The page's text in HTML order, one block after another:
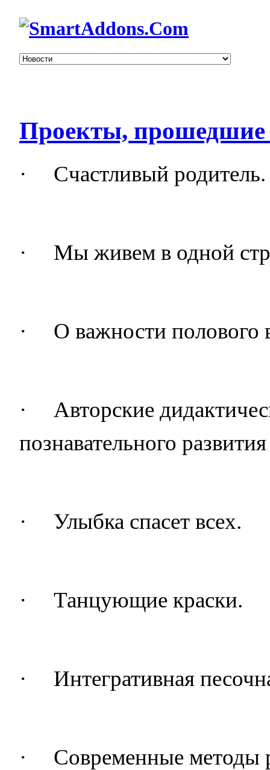
Проекты, прошедшие
· Счастливый родитель.
· Мы живем в одной
· О важности полового
·
Авторские
познавательного
· Улыбка спасет всех.
· Танцующие краски.
· Интегративная
·
Современные методы